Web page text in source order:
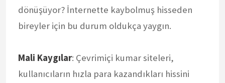
dönüşüyor? İnternette kaybolmuş hisseden
bireyler için bu durum oldukça yaygın.
Mali Kaygılar: Çevrimiçi kumar siteleri,
kullanıcıların hızla para kazandıkları hissini